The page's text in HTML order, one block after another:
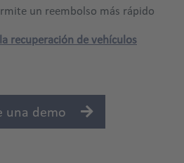
un reembolso más rápido
recuperación de vehículos
una demo